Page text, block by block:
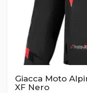
Giacca Moto
XF Nero